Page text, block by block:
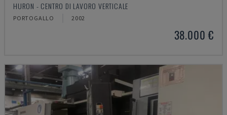
HURON - CENTRO DI LAVORO VERTICALE
PORTOGALLO 2002
38.000 €